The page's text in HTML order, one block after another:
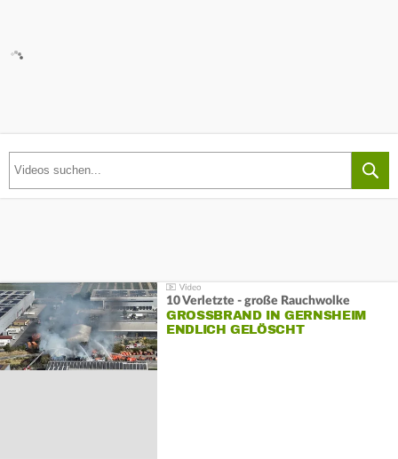
10 Verletzte - große Rauchwolke
GROSSBRAND IN GERNSHEIM E
NDLICH GELÖSCHT